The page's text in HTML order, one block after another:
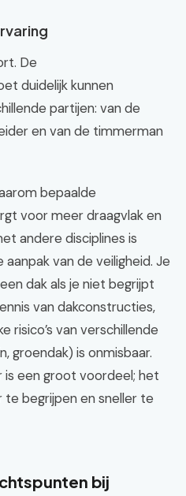
De
duidelijk kunnen
partijen: van de
en van de timmerman
bepaalde
voor meer draagvlak en
andere disciplines is
van de veiligheid. Je
dak als je niet begrijpt
van dakconstructies,
risico’s van verschillende
groendak) is onmisbaar.
is een groot voordeel; het
begrijpen en sneller te
bij